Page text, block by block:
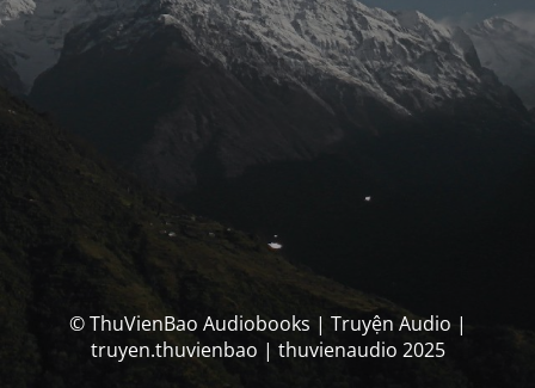
© ThuVienBao Audiobooks | Truyện Audio |
truyen.thuvienbao | thuvienaudio 2025